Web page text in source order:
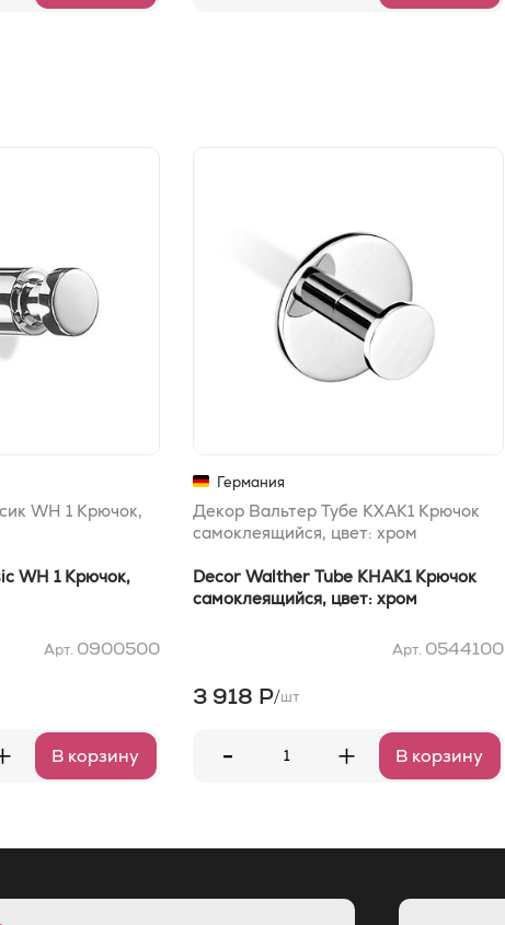
WH 1 Крючок,
WH 1 Крючок,
Арт. 0900500
В корзину
Германия
Декор Вальтер Тубе КХАК1 Крючок
самоклеящийся, цвет: хром
Decor Walther Tube KHAK1 Крючок
самоклеящийся, цвет: хром
Арт. 0544100
3 918 Р/шт
- + В корзину